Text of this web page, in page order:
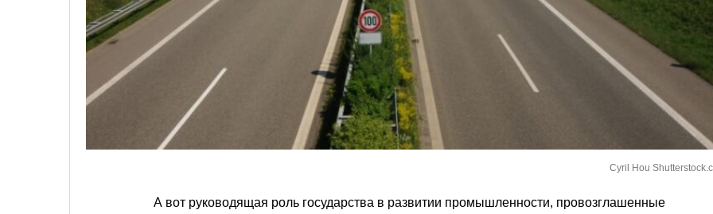
Cyril Hou
А вот руководящая роль государства в развитии промышленности, провозглашенные